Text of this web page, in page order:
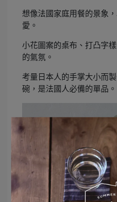
想像法國家庭用餐的景象
愛。
小花圖案的桌布、打凸字
的氣氛。
考量日本人的手掌大小而
碗，是法國人必備的單品。
使用的器皿：Arrondi奶油盒／